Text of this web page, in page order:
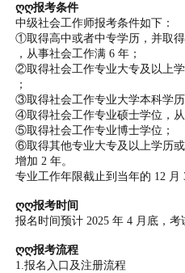
ღღ报考条件
中级社会工作师报考条件如下：
①取得高中或者中专学历，并取
，从事社会工作满 6 年；
②取得社会工作专业大专及以上
；
③取得社会工作专业大学本科学历
④取得社会工作专业硕士学位，从
⑤取得社会工作专业博士学位；
⑥取得其他专业大专及以上学历
增加 2 年。
专业工作年限截止到当年的 12 月
ღღ报考时间
报名时间预计 2025 年 4 月底，考
ღღ报考流程
1.报名入口及注册流程